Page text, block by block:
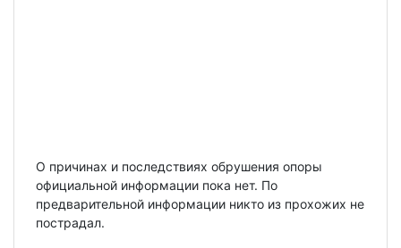
О причинах и последствиях обрушения опоры
официальной информации пока нет. По
предварительной информации никто из прохожих не
пострадал.